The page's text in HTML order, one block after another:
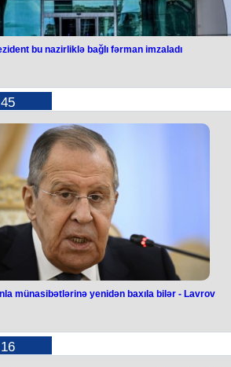
fərman imzaladı
dəyişiklik edilməsi barədə fərman imzalayıb.
əsasnamənin 5.8-ci bəndinin birinci abzasından
Respublikası Dövlət Sosial Müdafiə Fondunun
sədrindən” sözləri çıxarılıb.
əsasnamənin 5.8-ci bəndində nazirlikdə nazirdən
sədri), onun müavinlərindən, Naxçıvan Muxtar
əmək və əhalinin sosial müdafiəsi nazirindən,
Dövlət Sosial Müdafiə Fondunun sədrindən və
rəhbər işçilərindən ibarət Nazirliyin kollegiyası
yaradılması nəzərdə tutulurdu.
bu nazirliklə bağlı fərman imzaladı
baxıla bilər - Lavrov
münasibətlərinə yenidən baxıla bilər - Lavrov